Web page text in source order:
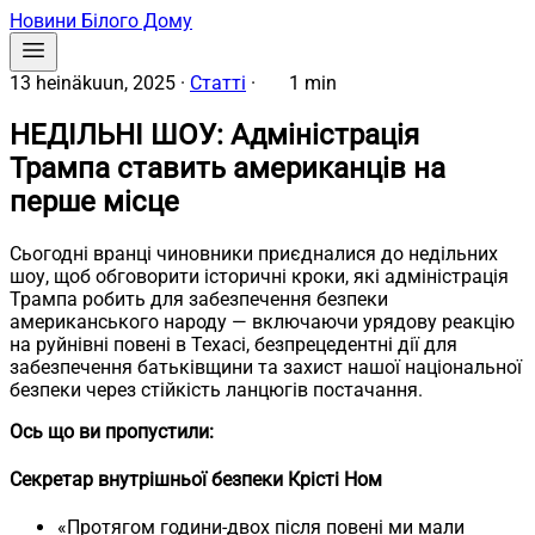
Новини Білого Дому
13 heinäkuun, 2025 · Статті · 1 min
НЕДІЛЬНІ ШОУ: Адміністрація
Трампа ставить американців на
перше місце
Сьогодні вранці чиновники приєдналися до недільних
шоу, щоб обговорити історичні кроки, які адміністрація
Трампа робить для забезпечення безпеки
американського народу — включаючи урядову реакцію
на руйнівні повені в Техасі, безпрецедентні дії для
забезпечення батьківщини та захист нашої національної
безпеки через стійкість ланцюгів постачання.
Ось що ви пропустили:
Секретар внутрішньої безпеки Крісті Ном
«Протягом години-двох після повені ми мали